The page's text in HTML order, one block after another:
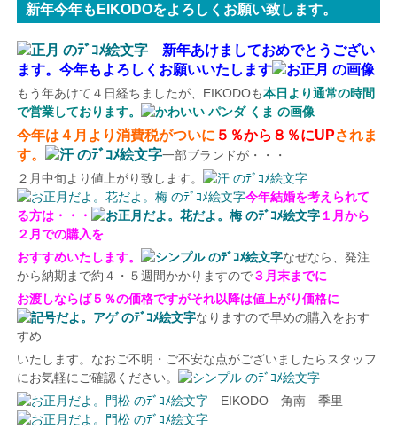
新年今年もEIKODOをよろしくお願い致します。
新年あけましておめでとうござい
ます。今年もよろしくお願いいたします
もう年あけて４日経ちましたが、EIKODOも本日より通常の時間
で営業しております。
今年は４月より消費税がついに ５％から８％にUPされま
す。
一部ブランドが・・・
２月中旬より値上がり致します。
今年結婚を考えられて
る方は・・・
１月から
２月での購入を
おすすめいたします。
なぜなら、発注
から納期まで約４・５週間かかりますので３月末までに
お渡しならば５％の価格ですがそれ以降は値上がり価格に
なりますので早めの購入をおす
すめ
いたします。なおご不明・ご不安な点がございましたらスタッフ
にお気軽にご確認ください。
EIKODO 角南 季里